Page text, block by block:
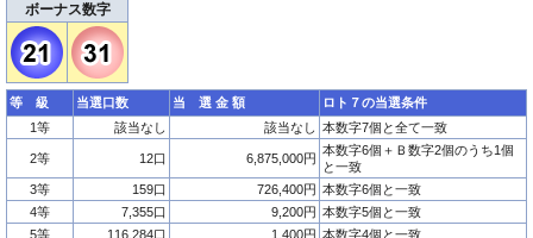
ボーナス数字
等 級 当選口数 当 選 金 額
ロト７の当選条件
1等
該当なし 該当なし 本数字7個と全て一致
2等 12口 6,875,000円
本数字6個＋Ｂ数字2個のうち1個
と一致
3等
159口 726,400円 本数字6個と一致
4等
7,355口 9,200円 本数字5個と一致
5等
116,284口 1,400円 本数字4個と一致